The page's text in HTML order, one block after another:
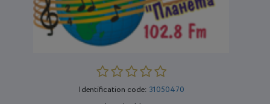
Identification code: 31050470